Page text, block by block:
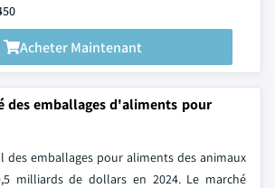
Acheter Maintenant
des emballages d'aliments pour
des emballages pour aliments des animaux
milliards de dollars en 2024. Le marché